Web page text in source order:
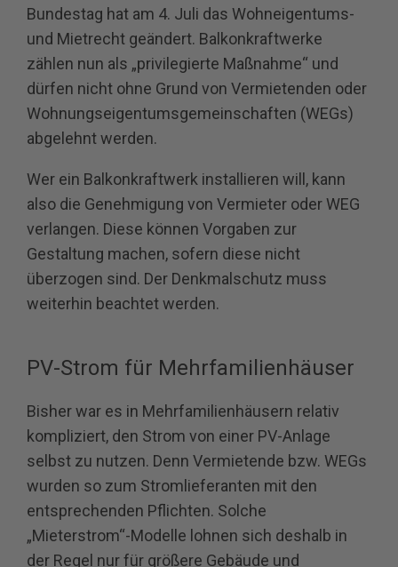
Bundestag hat am 4. Juli das Wohneigentums-
und Mietrecht geändert. Balkonkraftwerke
zählen nun als „privilegierte Maßnahme“ und
dürfen nicht ohne Grund von Vermietenden oder
Wohnungseigentumsgemeinschaften (WEGs)
abgelehnt werden.
Wer ein Balkonkraftwerk installieren will, kann
also die Genehmigung von Vermieter oder WEG
verlangen. Diese können Vorgaben zur
Gestaltung machen, sofern diese nicht
überzogen sind. Der Denkmalschutz muss
weiterhin beachtet werden.
PV-Strom für Mehrfamilienhäuser
Bisher war es in Mehrfamilienhäusern relativ
kompliziert, den Strom von einer PV-Anlage
selbst zu nutzen. Denn Vermietende bzw. WEGs
wurden so zum Stromlieferanten mit den
entsprechenden Pflichten. Solche
„Mieterstrom“-Modelle lohnen sich deshalb in
der Regel nur für größere Gebäude und